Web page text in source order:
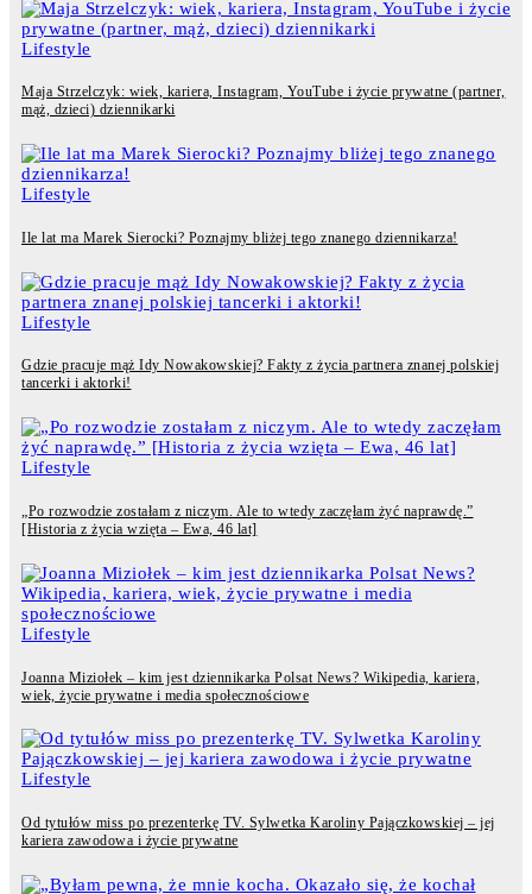
Lifestyle
Maja Strzelczyk: wiek, kariera, Instagram, YouTube i życie prywatne (partner,
mąż, dzieci) dziennikarki
Lifestyle
Ile lat ma Marek Sierocki? Poznajmy bliżej tego znanego dziennikarza!
Lifestyle
Gdzie pracuje mąż Idy Nowakowskiej? Fakty z życia partnera znanej polskiej
tancerki i aktorki!
Lifestyle
„Po rozwodzie zostałam z niczym. Ale to wtedy zaczęłam żyć naprawdę.”
[Historia z życia wzięta – Ewa, 46 lat]
Lifestyle
Joanna Miziołek – kim jest dziennikarka Polsat News? Wikipedia, kariera,
wiek, życie prywatne i media społecznościowe
Lifestyle
Od tytułów miss po prezenterkę TV. Sylwetka Karoliny Pajączkowskiej – jej
kariera zawodowa i życie prywatne